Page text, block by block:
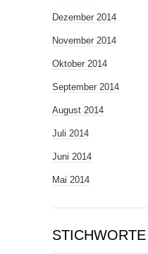
Dezember 2014
November 2014
Oktober 2014
September 2014
August 2014
Juli 2014
Juni 2014
Mai 2014
STICHWORTE